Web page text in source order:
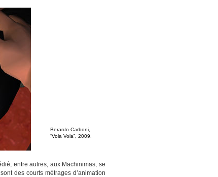
Berardo Carboni,
“Vola Vola”, 2009.
entre autres, aux Machinimas, se
des courts métrages d’animation